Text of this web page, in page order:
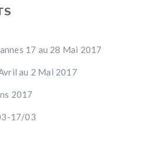
17 au 28 Mai 2017
au 2 Mai 2017
2017
17/03